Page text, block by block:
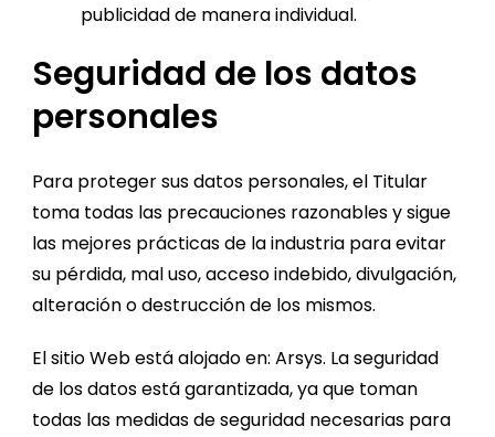
publicidad de manera individual.
Seguridad de los datos
personales
Para proteger sus datos personales, el Titular
toma todas las precauciones razonables y sigue
las mejores prácticas de la industria para evitar
su pérdida, mal uso, acceso indebido, divulgación,
alteración o destrucción de los mismos.
El sitio Web está alojado en: Arsys. La seguridad
de los datos está garantizada, ya que toman
todas las medidas de seguridad necesarias para